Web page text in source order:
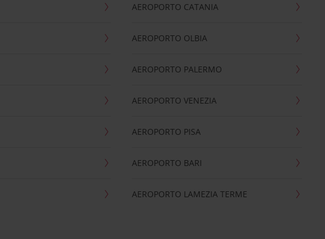
AEROPORTO CATANIA
AEROPORTO OLBIA
AEROPORTO PALERMO
AEROPORTO VENEZIA
AEROPORTO PISA
AEROPORTO BARI
AEROPORTO LAMEZIA TERME